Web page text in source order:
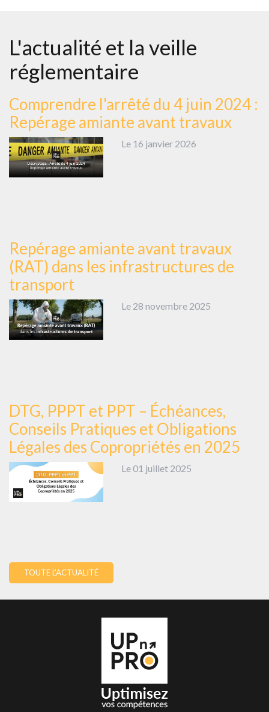
L'actualité et la veille
réglementaire
Comprendre l'arrêté du 4 juin 2024 :
Repérage amiante avant travaux
Le 16 janvier 2026
Repérage amiante avant travaux
(RAT) dans les infrastructures de
transport
Le 28 novembre 2025
DTG, PPPT et PPT – Échéances,
Conseils Pratiques et Obligations
Légales des Copropriétés en 2025
Le 01 juillet 2025
TOUTE L'ACTUALITÉ